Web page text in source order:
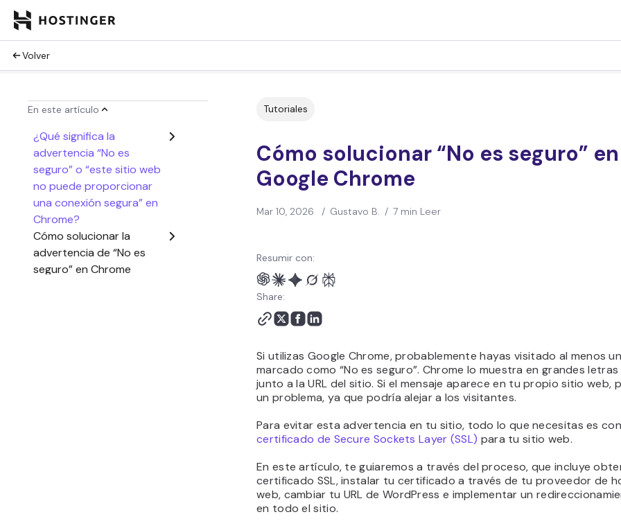
Volver
En este artículo
¿Qué significa la
advertencia “No es
seguro” o “este sitio web
no puede proporcionar
una conexión segura” en
Chrome?
Cómo solucionar la
advertencia de “No es
seguro” en Chrome
Tutoriales
Cómo solucionar “No es seguro” en
Google Chrome
Mar 10, 2026 / Gustavo B. / 7 min Leer
Resumir con:
Share:
Si utilizas Google Chrome, probablemente hayas visitado al menos
marcado como “No es seguro”. Chrome lo muestra en grandes
junto a la URL del sitio. Si el mensaje aparece en tu propio sitio web,
un problema, ya que podría alejar a los visitantes.
Para evitar esta advertencia en tu sitio, todo lo que necesitas es
certificado de Secure Sockets Layer (SSL) para tu sitio web.
En este artículo, te guiaremos a través del proceso, que incluye
certificado SSL, instalar tu certificado a través de tu proveedor de
web, cambiar tu URL de WordPress e implementar un
en todo el sitio.